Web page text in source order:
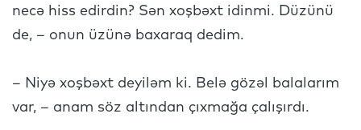
necə hiss edirdin? Sən xoşbəxt idinmi. Düzünü
de, – onun üzünə baxaraq dedim.
– Niyə xoşbəxt deyiləm ki. Belə gözəl balalarım
var, – anam söz altından çıxmağa çalışırdı.